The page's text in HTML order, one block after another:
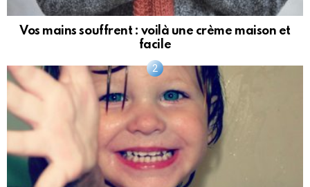
Vos mains souffrent : voilà une crème maison et
facile